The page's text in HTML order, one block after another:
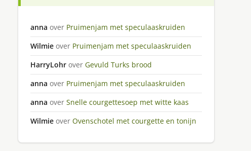
anna over Pruimenjam met speculaaskruiden
Wilmie over Pruimenjam met speculaaskruiden
HarryLohr over Gevuld Turks brood
anna over Pruimenjam met speculaaskruiden
anna over Snelle courgettesoep met witte kaas
Wilmie over Ovenschotel met courgette en tonijn